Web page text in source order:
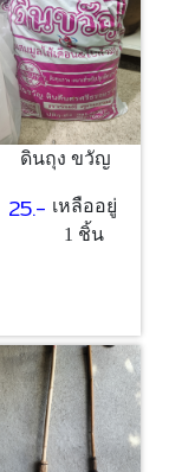
ดินถุง ขวัญ
25.- เหลืออยู่
1 ชิ้น